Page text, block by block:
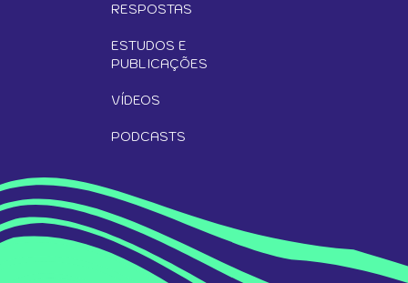
RESPOSTAS
ESTUDOS E
PUBLICAÇÕES
VÍDEOS
PODCASTS